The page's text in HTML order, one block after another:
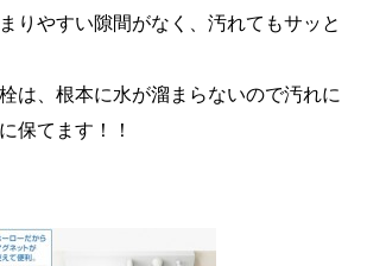
りやすい隙間がなく、汚れてもサッと
は、根本に水が溜まらないので汚れに
保てます！！